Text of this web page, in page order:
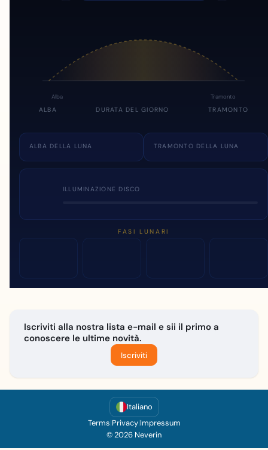
Alba Tramonto
ALBA DURATA DEL GIORNO TRAMONTO
ALBA DELLA LUNA TRAMONTO DELLA LUNA
ILLUMINAZIONE DISCO
FASI LUNARI
Iscriviti alla nostra lista e-mail e sii il primo a
conoscere le ultime novità.
Iscriviti
Italiano
Terms|Privacy|Impressum
© 2026 Neverin